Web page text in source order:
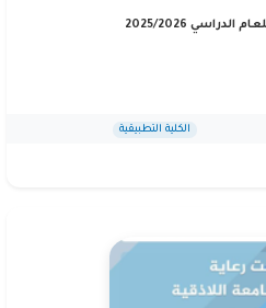
الكلية التطبيقية